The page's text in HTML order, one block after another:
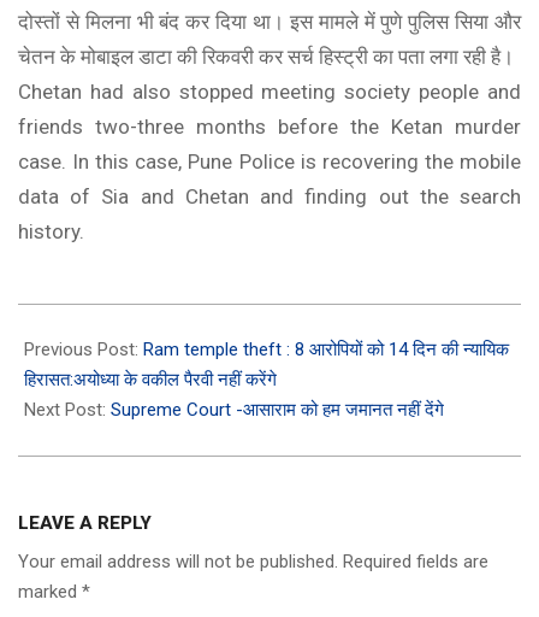
दोस्तों से मिलना भी बंद कर दिया था। इस मामले में पुणे पुलिस सिया और
चेतन के मोबाइल डाटा की रिकवरी कर सर्च हिस्ट्री का पता लगा रही है।
Chetan had also stopped meeting society people and
friends two-three months before the Ketan murder
case. In this case, Pune Police is recovering the mobile
data of Sia and Chetan and finding out the search
history.
06-
30
Previous Post: Ram temple theft : 8 आरोपियों को 14 दिन की न्यायिक
हिरासत:अयोध्या के वकील पैरवी नहीं करेंगे
Next Post: Supreme Court -आसाराम को हम जमानत नहीं देंगे
LEAVE A REPLY
Your email address will not be published. Required fields are
marked *